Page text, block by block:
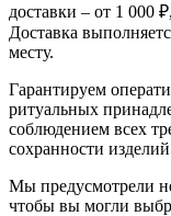
доставки – от 1 000
Доставка
месту.
Гарантируем
ритуальных
соблюдением всех
сохранности
Мы предусмотрели
чтобы вы могли